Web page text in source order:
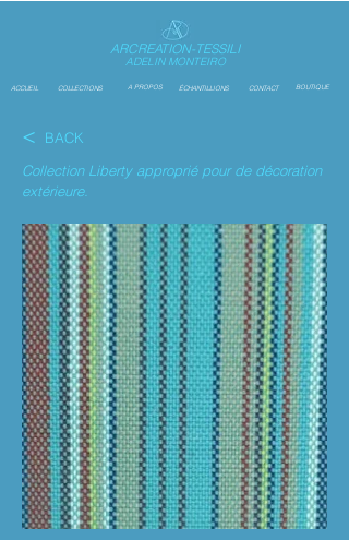
ARCREATION-TESSILI
ADELIN MONTEIRO
ACCUEIL COLLECTIONS A PROPOS ÉCHANTILLIONS CONTACT BOUTIQUE
<
BACK
Collection Liberty approprié pour de décoration
extérieure.